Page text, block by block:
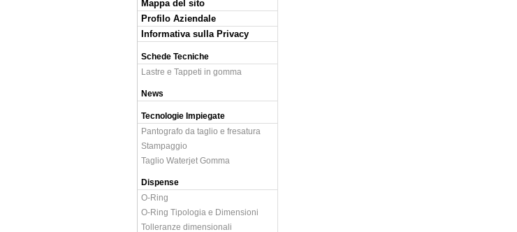
Mappa del sito
Profilo Aziendale
Informativa sulla Privacy
Schede Tecniche
Lastre e Tappeti in gomma
News
Tecnologie Impiegate
Pantografo da taglio e fresatura
Stampaggio
Taglio Waterjet Gomma
Dispense
O-Ring
O-Ring Tipologia e Dimensioni
Tolleranze dimensionali